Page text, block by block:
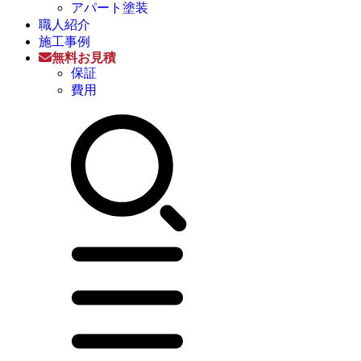
アパート塗装
職人紹介
施工事例
無料お見積
保証
費用